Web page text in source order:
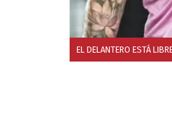
EL DELANTERO ESTÁ